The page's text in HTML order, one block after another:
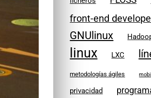
front-end
GNUlinux
linux LXC
metodologías ágiles
privacidad